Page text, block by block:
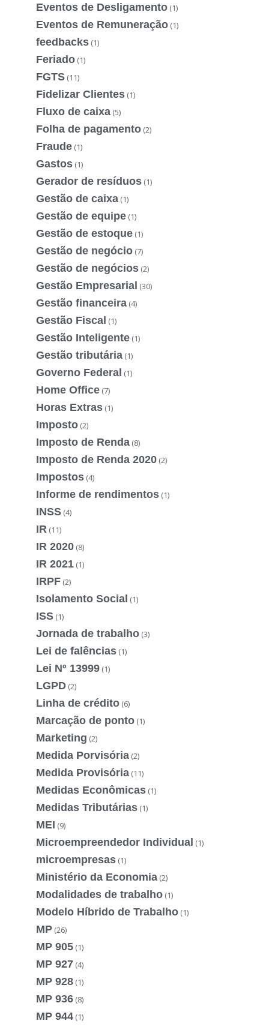
Eventos de Desligamento (1)
Eventos de Remuneração (1)
feedbacks (1)
Feriado (1)
FGTS (11)
Fidelizar Clientes (1)
Fluxo de caixa (5)
Folha de pagamento (2)
Fraude (1)
Gastos (1)
Gerador de resíduos (1)
Gestão de caixa (1)
Gestão de equipe (1)
Gestão de estoque (1)
Gestão de negócio (7)
Gestão de negócios (2)
Gestão Empresarial (30)
Gestão financeira (4)
Gestão Fiscal (1)
Gestão Inteligente (1)
Gestão tributária (1)
Governo Federal (1)
Home Office (7)
Horas Extras (1)
Imposto (2)
Imposto de Renda (8)
Imposto de Renda 2020 (2)
Impostos (4)
Informe de rendimentos (1)
INSS (4)
IR (11)
IR 2020 (8)
IR 2021 (1)
IRPF (2)
Isolamento Social (1)
ISS (1)
Jornada de trabalho (3)
Lei de falências (1)
Lei Nº 13999 (1)
LGPD (2)
Linha de crédito (6)
Marcação de ponto (1)
Marketing (2)
Medida Porvisória (2)
Medida Provisória (11)
Medidas Econômicas (1)
Medidas Tributárias (1)
MEI (9)
Microempreendedor Individual (1)
microempresas (1)
Ministério da Economia (2)
Modalidades de trabalho (1)
Modelo Híbrido de Trabalho (1)
MP (26)
MP 905 (1)
MP 927 (4)
MP 928 (1)
MP 936 (8)
MP 944 (1)